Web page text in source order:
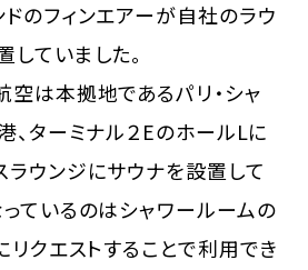
のフィンエアーが自社のラウ
ていました。
は本拠地であるパリ・シャ
、ターミナル２EのホールLに
ラウンジにサウナを設置して
っているのはシャワールームの
リクエストすることで利用でき